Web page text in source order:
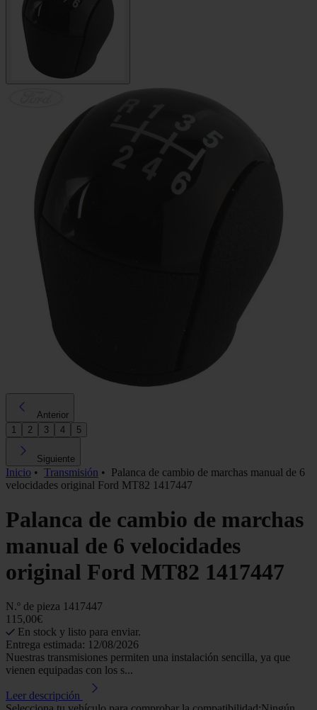
Anterior
1
2 3 4 5
Siguiente
Inicio • Transmisión • Palanca de cambio de marchas manual de 6
velocidades original Ford MT82 1417447
Palanca de cambio de marchas
manual de 6 velocidades
original Ford MT82 1417447
N.º de pieza 1417447
115,00€
En stock y listo para enviar.
Entrega estimada: 12/08/2026
Nuestras transmisiones permiten una instalación sencilla, ya que
vienen equipadas con los s...
Leer descripción